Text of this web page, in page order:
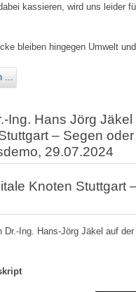
kassieren, wird uns leider
bleiben hingegen Umwelt
Ing. Hans Jörg Jäkel
– Segen oder
29.07.2024
Knoten Stuttgart
Dr.-Ing. Hans-Jörg Jäkel auf